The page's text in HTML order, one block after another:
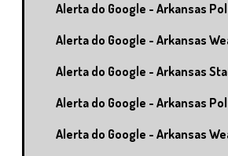
Alerta do Google - Arkansas
Alerta do Google - Arkansas
Alerta do Google - Arkansas
Alerta do Google - Arkansas
Alerta do Google - Arkansas